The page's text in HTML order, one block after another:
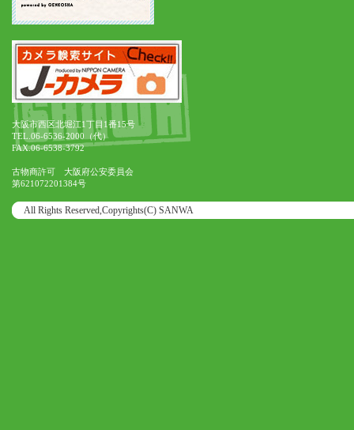
大阪市西区北堀江1丁目1番15号
TEL.06-6536-2000（代）
FAX.06-6538-3792
古物商許可 大阪府公安委員会
第621072201384号
All Rights Reserved,Copyrights(C) SANWA